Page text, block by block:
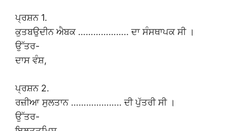
ਪ੍ਰਸ਼ਨ 1.
ਕੁਤਬਉਦੀਨ ਐਬਕ ……………….. ਦਾ ਸੰਸਥਾਪਕ ਸੀ ।
ਉੱਤਰ-
ਦਾਸ ਵੰਸ਼,
ਪ੍ਰਸ਼ਨ 2.
ਰਜ਼ੀਆ ਸੁਲਤਾਨ ……………….. ਦੀ ਪੁੱਤਰੀ ਸੀ ।
ਉੱਤਰ-